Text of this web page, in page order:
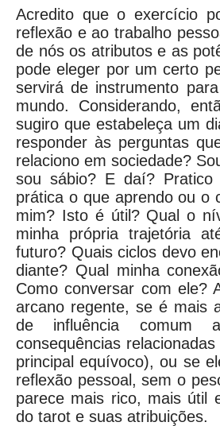
Acredito que o exercício
reflexão e ao trabalho
de nós os atributos e as
pode eleger por um certo
servirá de instrumento
mundo. Considerando,
sugiro que estabeleça um
responder às perguntas
relaciono em sociedade?
sou sábio? E daí? Pratico
prática o que aprendo ou o
mim? Isto é útil? Qual o
minha própria trajetória
futuro? Quais ciclos devo
diante? Qual minha
Como conversar com ele?
arcano regente, se é mais
de influência comum
consequências
principal equívoco), ou se
reflexão pessoal, sem o
parece mais rico, mais útil
do tarot e suas atribuições.